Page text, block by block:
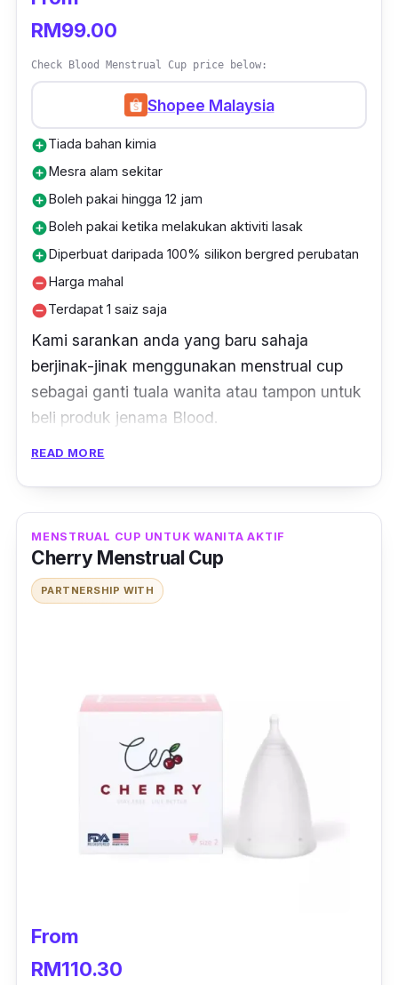
RM99.00
Check Blood Menstrual Cup price below:
Shopee Malaysia
add_circleTiada bahan kimia
add_circleMesra alam sekitar
add_circleBoleh pakai hingga 12 jam
add_circleBoleh pakai ketika melakukan aktiviti lasak
add_circleDiperbuat daripada 100% silikon bergred perubatan
remove_circleHarga mahal
remove_circleTerdapat 1 saiz saja
Kami sarankan anda yang baru sahaja
berjinak-jinak menggunakan menstrual cup
sebagai ganti tuala wanita atau tampon untuk
beli produk jenama Blood.
Ini kerana rekaan berbentuk V dan batang
bulatnya akan memudahkan anda untuk pakai
dan tanggalkan.
Untuk setiap kali pemakaian, boleh
menampung kapasiti 25ml darah kotor iaitu
sekitar 4 kali tuala wanita.
mempunyai aliran darah sederhana dan
Tambahan pula, sangat mudah dibersihkan
kerana selepas basuh dengan air, hanya perlu
masukkan ke dalam kantung silikon yang
berisi air sebelum dimasukkan ke dalam
dengan baik.
READ MORE
MENSTRUAL CUP UNTUK WANITA AKTIF
Cherry Menstrual Cup
PARTNERSHIP WITH
From
RM110.30